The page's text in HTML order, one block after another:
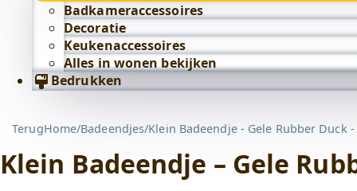
Badkameraccessoires
Decoratie
Keukenaccessoires
Alles in wonen bekijken
Bedrukken
TerugHome/Badeendjes/Klein Badeendje - Gele Rubber Duck -
Klein Badeendje – Gele